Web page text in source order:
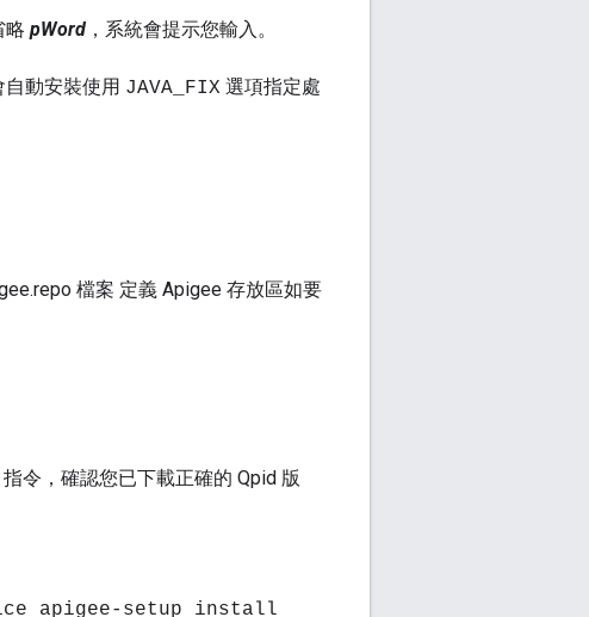
略 pWord ，系統會提示您輸入。
動安裝使用 JAVA_FIX 選項指定處
檔案 定義 Apigee 存放區如要
令，確認您已下載正確的 Qpid 版
apigee-setup install